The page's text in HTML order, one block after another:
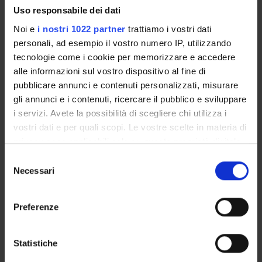
Uso responsabile dei dati
Noi e i nostri 1022 partner trattiamo i vostri dati
personali, ad esempio il vostro numero IP, utilizzando
tecnologie come i cookie per memorizzare e accedere
alle informazioni sul vostro dispositivo al fine di
pubblicare annunci e contenuti personalizzati, misurare
gli annunci e i contenuti, ricercare il pubblico e sviluppare
i servizi. Avete la possibilità di scegliere chi utilizza i
vostri dati e per quali scopi. Le vostre scelte in materia di
privacy sono applicabili solo su questa proprietà digitale
modificare o revocare il proprio consenso in qualsiasi
momento dalla Dichiarazione sui cookie o facendo clic
raccogliere informazioni sulla tua posizione
geografica, con un'approssimazione di qualche
delNecessari
Preferenze
Statistiche
Giovanna Ligugnana
Elisa Lorenzetto
Alberto Mattei
Member
Giovanni Meruzzi
Member
Sebastiano Maurizio Messina
Member
Member
Member
Sylvain Giovanni Nadalet